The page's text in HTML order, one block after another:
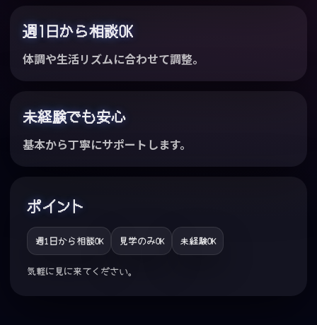
週1日から相談OK
体調や生活リズムに合わせて調整。
未経験でも安心
基本から丁寧にサポートします。
ポイント
週1日から相談OK 見学のみOK 未経験OK
気軽に見に来てください。